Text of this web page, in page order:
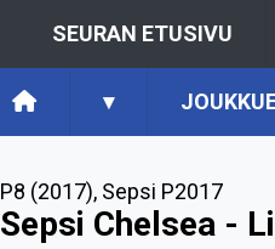
SEURAN ETUSIVU
▾
P8 (2017), Sepsi P2017
Sepsi Chelsea -